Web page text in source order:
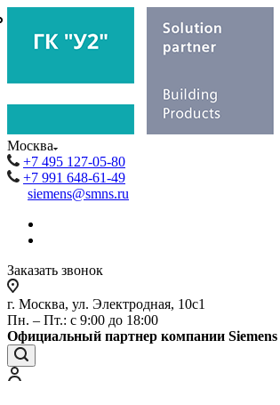
Москва
+7 495 127-05-80
+7 991 648-61-49
siemens@smns.ru
Заказать звонок
г. Москва, ул. Электродная, 10с1
Пн. – Пт.: с 9:00 до 18:00
Официальный партнер компании Siemens